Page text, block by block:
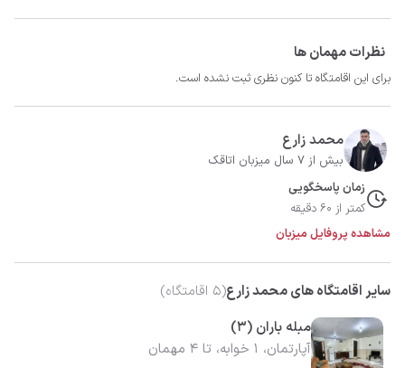
نظرات مهمان ها
برای این اقامتگاه تا کنون نظری ثبت نشده است.
محمد زارع
بیش از 7 سال میزبان اتاقک
زمان پاسخگویی
کمتر از 60 دقیقه
مشاهده پروفایل میزبان
سایر اقامتگاه های محمد زارع(
5 اقامتگاه)
مبله باران (3)
آپارتمان، 1 خوابه، تا 4 مهمان